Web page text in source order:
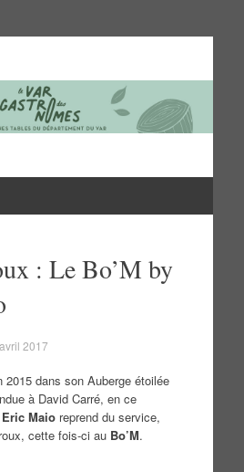
gastronomes
département du Var
: Le Bo’M by
2017
2015 dans son Auberge étoilée
à David Carré, en ce
Eric Maioreprend du service,
cette fois-ci au Bo’M.